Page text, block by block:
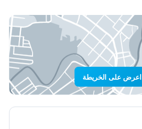
اعرض على الخريطة